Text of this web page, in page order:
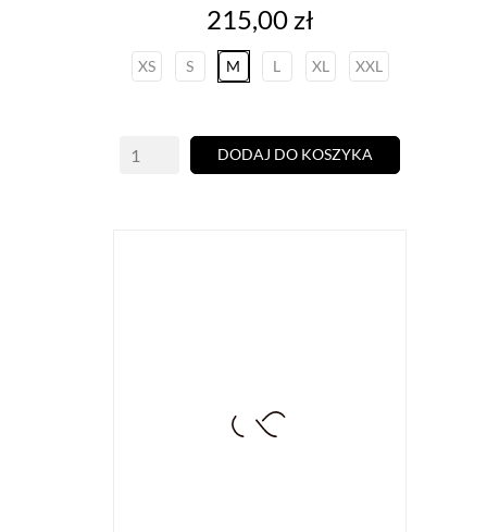
Cena
215,00 zł
XS S M L XL XXL
DODAJ DO KOSZYKA